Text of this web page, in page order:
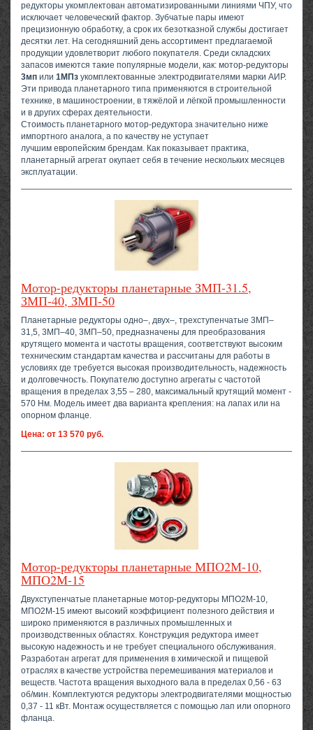
редукторы укомплектован автоматизированными линиями ЧПУ, что
исключает человеческий фактор. Зубчатые пары имеют
прецизионную обработку, а срок их безотказной службы достигает
десятки лет. На сегодняшний день ассортимент предлагаемой
продукции удовлетворит любого покупателя. Среди складских
запасов имеются такие популярные модели, как: мотор-редукторы
3мп или 1МПз укомплектованные электродвигателями марки АИР.
Эти привода планетарного типа применяются в строительной
технике, в машиностроении, в тяжёлой и лёгкой промышленности
и в других сферах деятельности.
Стоимость планетарного мотор-редуктора значительно ниже
импортного аналога, а по качеству не уступает
лучшим европейским брендам. Как показывает практика,
планетарный агрегат окупает себя в течение нескольких месяцев
эксплуатации.
Мотор-редукторы планетарные ЗМП-31.5,
ЗМП-40, ЗМП-50
Планетарные редукторы одно–, двух–, трехступенчатые 3МП–
31,5, 3МП–40, 3МП–50, предназначены для преобразования
крутящего момента и частоты вращения, соответствуют высоким
техническим стандартам качества и рассчитаны для работы в
условиях где требуется высокая производительность, надежность
и долговечность. Покупателю доступно агрегаты с частотой
вращения в пределах 3,55 – 280, максимальный крутящий момент -
570 Нм. Модель имеет два варианта крепления: на лапах или на
опорном фланце.
Цена: от 13 570 руб.
Мотор-редукторы планетарные МПО2М-10,
МПО2М-15
Двухступенчатые планетарные мотор-редукторы МПО2М-10,
МПО2М-15 имеют высокий коэффициент полезного действия и
широко применяются в различных промышленных и
производственных областях. Конструкция редуктора имеет
высокую надежность и не требует специального обслуживания.
Разработан агрегат для применения в химической и пищевой
отраслях в качестве устройства перемешивания материалов и
веществ. Частота вращения выходного вала в пределах 0,56 - 63
об/мин. Комплектуются редукторы электродвигателями мощностью
0,37 - 11 кВт. Монтаж осуществляется с помощью лап или опорного
фланца.